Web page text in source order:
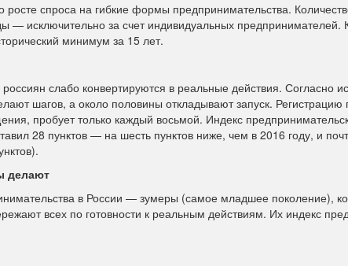
росте спроса на гибкие формы предпринимательства.
— исключительно за счет индивидуальных предпринимателей.
минимум за 15 лет.
слабо конвертируются в реальные действия. Согласно
шагов, а около половины откладывают запуск.
пробует только каждый восьмой. Индекс
28 пунктов — на шесть пунктов ниже, чем в 2016 году, и
делают
в России — зумеры (самое младшее поколение),
всех по готовности к реальным действиям. Их индекс